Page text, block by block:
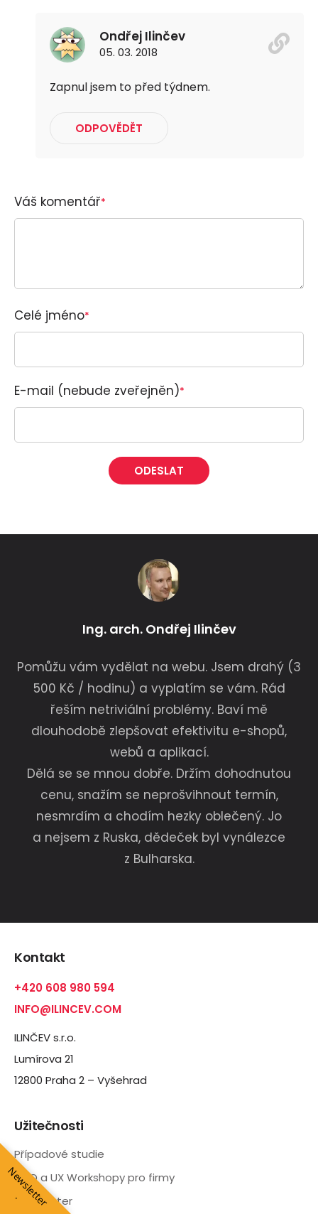
Ondřej Ilinčev
05. 03. 2018
Zapnul jsem to před týdnem.
ODPOVĚDĚT
Váš komentář*
Celé jméno*
E-mail (nebude zveřejněn)*
Ing. arch. Ondřej Ilinčev
Pomůžu vám vydělat na webu. Jsem drahý (3
500 Kč / hodinu) a vyplatím se vám. Rád
řeším netriviální problémy. Baví mě
dlouhodobě zlepšovat efektivitu e-shopů,
webů a aplikací.
Dělá se se mnou dobře. Držím dohodnutou
cenu, snažím se neprošvihnout termín,
nesmrdím a chodím hezky oblečený. Jo
a nejsem z Ruska, dědeček byl vynálezce
z Bulharska.
Kontakt
+420 608 980 594
INFO@ILINCEV.COM
ILINČEV s.r.o.
Lumírova 21
12800 Praha 2 – Vyšehrad
Užitečnosti
Případové studie
CRO a UX Workshopy pro firmy
Newsletter
N
e
w
s
l
e
t
t
e
r
.